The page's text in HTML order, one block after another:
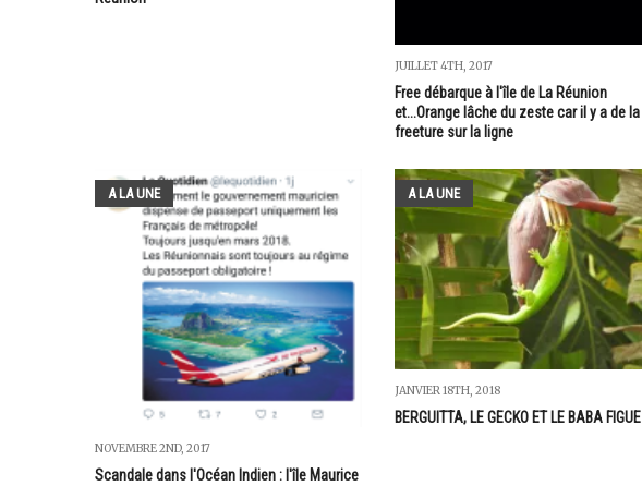
JUILLET 4TH, 2017
Free débarque à l'île de La Réunion
et...Orange lâche du zeste car il y a de la
freeture sur la ligne
A LA UNE
NOVEMBRE 2ND, 2017
Scandale dans l'Océan Indien : l'île Maurice
A LA UNE
JANVIER 18TH, 2018
BERGUITTA, LE GECKO ET LE BABA FIGUE